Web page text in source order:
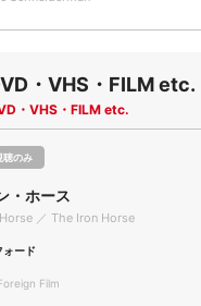
・VHS・FILM etc.
・VHS・FILM etc.
聴のみ
・ホース
／ The Iron Horse
ォード
Film